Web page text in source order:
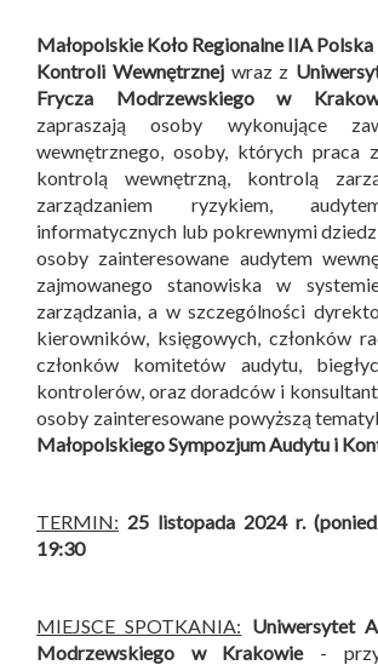
Małopolskie Koło Regionalne IIA Polska
Kontroli Wewnętrznejwraz z
Frycza Modrzewskiego w
zapraszają osoby wykonujące
wewnętrznego, osoby, których praca
kontrolą wewnętrzną, kontrolą
zarządzaniem ryzykiem,
informatycznych lub pokrewnymi
osoby zainteresowane audytem
zajmowanego stanowiska w
zarządzania, a w szczególności
kierowników, księgowych, członków
członków komitetów audytu,
kontrolerów, oraz doradców i
osoby zainteresowane powyższą
Małopolskiego Sympozjum Audytu i
TERMIN: 25 listopada 2024 r.
19:30
MIEJSCE SPOTKANIA: Uniwersytet
Modrzewskiego w Krakowie- przy